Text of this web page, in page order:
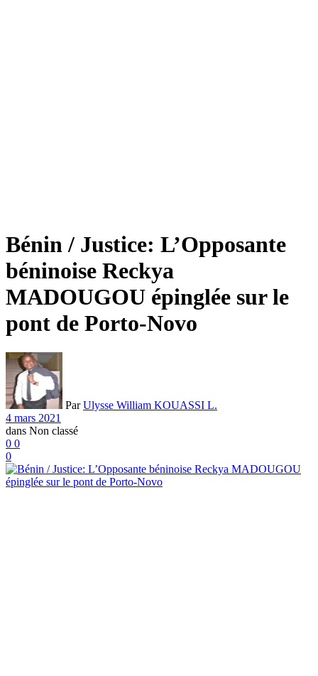
Bénin / Justice: L’Opposante
béninoise Reckya
MADOUGOU épinglée sur le
pont de Porto-Novo
Par Ulysse William KOUASSI L.
4 mars 2021
dans Non classé
0 0
0